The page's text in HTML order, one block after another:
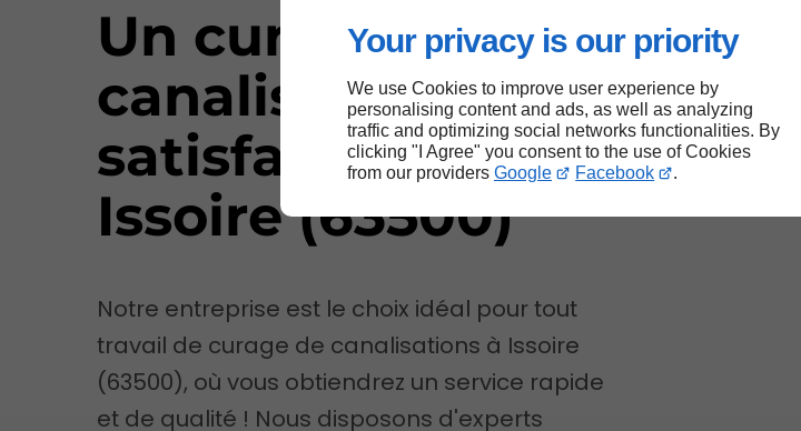
Your privacy is our priority
We use Cookies to improve user experience by
personalising content and ads, as well as analyzing
traffic and optimizing social networks functionalities. By
clicking "I Agree" you consent to the use of Cookies
from our providers Google Facebook .
Un curage des
canalisations
satisfaisant à
Issoire (63500)
Notre entreprise est le choix idéal pour tout
travail de curage de canalisations à Issoire
(63500), où vous obtiendrez un service rapide
et de qualité ! Nous disposons d'experts